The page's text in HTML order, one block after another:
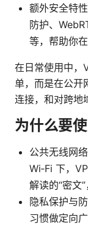
额外安全特
防护、
等，帮助你
在日常使用中，
单，而是在公开
连接，和对跨地
为什么要
公共无线网
Wi‑Fi 下，
解读的“密文
隐私保护与
习惯做定向